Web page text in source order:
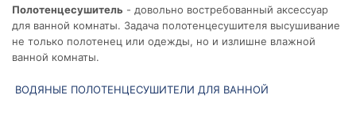
Полотенцесушитель - довольно востребованный аксессуар
для ванной комнаты. Задача полотенцесушителя высушивание
не только полотенец или одежды, но и излишне влажной
ванной комнаты.
ВОДЯНЫЕ ПОЛОТЕНЦЕСУШИТЕЛИ ДЛЯ ВАННОЙ